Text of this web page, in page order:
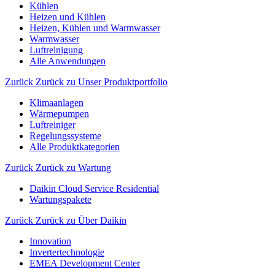
Kühlen
Heizen und Kühlen
Heizen, Kühlen und Warmwasser
Warmwasser
Luftreinigung
Alle Anwendungen
Zurück Zurück zu Unser Produktportfolio
Klimaanlagen
Wärmepumpen
Luftreiniger
Regelungssysteme
Alle Produktkategorien
Zurück Zurück zu Wartung
Daikin Cloud Service Residential
Wartungspakete
Zurück Zurück zu Über Daikin
Innovation
Invertertechnologie
EMEA Development Center